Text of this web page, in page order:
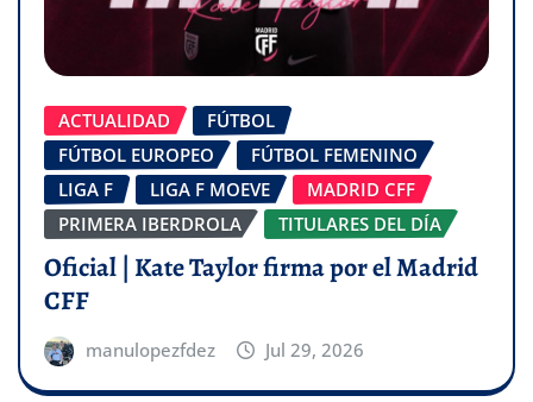
ACTUALIDAD
FÚTBOL
FÚTBOL EUROPEO
FÚTBOL FEMENINO
LIGA F
LIGA F MOEVE
MADRID CFF
PRIMERA IBERDROLA
TITULARES DEL DÍA
Oficial | Kate Taylor firma por el Madrid
CFF
manulopezfdez Jul 29, 2026